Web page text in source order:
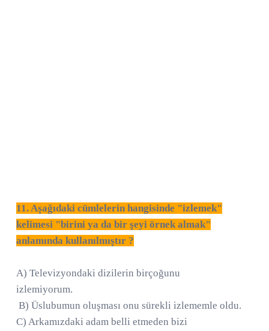
11. Aşağıdaki cümlelerin hangisinde "izlemek"
kelimesi "birini ya da bir şeyi örnek almak"
anlamında kullanılmıştır ?
A) Televizyondaki dizilerin birçoğunu
izlemiyorum.
B) Üslubumun oluşması onu sürekli izlememle oldu.
C) Arkamızdaki adam belli etmeden bizi